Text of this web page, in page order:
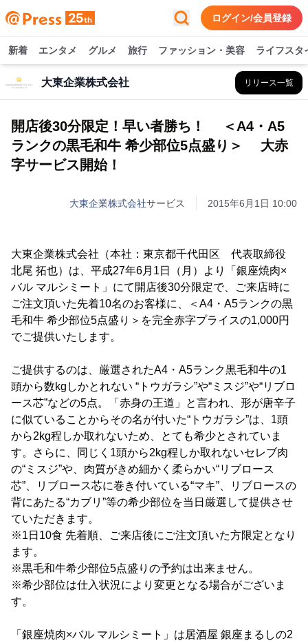
ログイン/会員登録
新着 エンタメ グルメ 旅行 ファッション・美容 ライフスタ
大東企業株式会社 リリース一覧
開店後30分限定！早い者勝ち！ ＜A4・A5
ランクの黒毛和牛 希少部位5点盛り＞ 大赤
字サービス開始！
大東企業株式会社サービス 2015年6月1日 10:00
大東企業株式会社（本社：東京都千代田区 代表取締役
北尾 拓也）は、平成27年6月1日（月）より「銀座焼肉×
バル マルシミート」にて開店後30分限定で、ご来店時に
ご注文頂いた先着10名のお客様に、＜A4・A5ランクの黒
毛和牛 希少部位5点盛り＞を完全赤字プライスの1,000円
でご提供いたします。
ご提供するのは、厳選されたA4・A5ランク黒毛和牛の1
頭から数kgしかとれない “トウガラシ”や“ミスジ”や“リブロ
ース芯”などの5点。「赤身の王道」と言われ、形が唐辛子
に似ていることからその名が付いた“トウガラシ”は、1頭
から2kg程しか取れないため、とても希少とされていま
す。さらに、同じく1頭から2kg程しか取れないセレブ肉
の“ミスジ”や、肉質がきめ細かく柔らかい“リブロース
芯”、リブロース芯に巻き付いている“マキ”、リブロースの
背にあたる“カブリ”等の希少部位を当日厳選して提供させ
ていただきます。
※1日10食 先着順、ご来店後にご注文頂いた方限定となり
ます。
※黒毛和牛希少部位5点盛りの予約は出来ません。
※希少部位は仕入状況により変更となる場合がございま
す。
「銀座焼肉×バル マルシミート」は居酒屋 銀座まるしの2